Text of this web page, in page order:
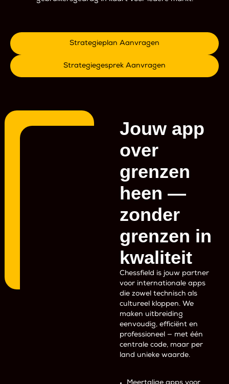
Strategieplan Aanvragen
Strategiegesprek Aanvragen
Jouw app
over
grenzen
heen —
zonder
grenzen in
kwaliteit
Chessfield is jouw partner
voor internationale apps
die zowel technisch als
cultureel kloppen. We
maken uitbreiding
eenvoudig, efficiënt en
professioneel — met één
centrale code, maar per
land unieke waarde.